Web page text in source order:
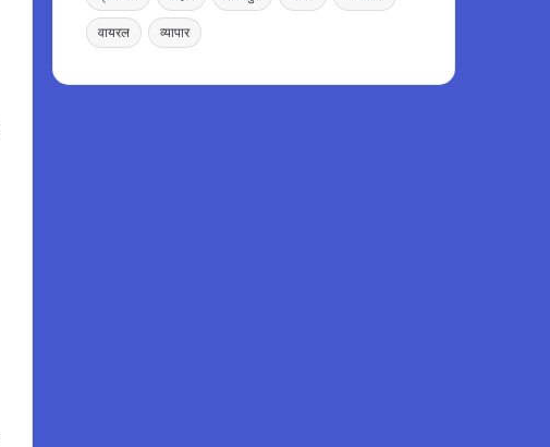
वायरल व्यापार